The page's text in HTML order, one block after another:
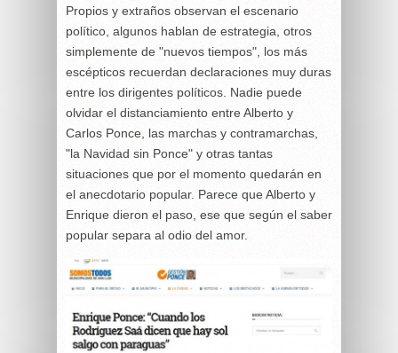
Propios y extraños observan el escenario
político, algunos hablan de estrategia, otros
simplemente de "nuevos tiempos", los más
escépticos recuerdan declaraciones muy duras
entre los dirigentes políticos. Nadie puede
olvidar el distanciamiento entre Alberto y
Carlos Ponce, las marchas y contramarchas,
"la Navidad sin Ponce" y otras tantas
situaciones que por el momento quedarán en
el anecdotario popular. Parece que Alberto y
Enrique dieron el paso, ese que según el saber
popular separa al odio del amor.